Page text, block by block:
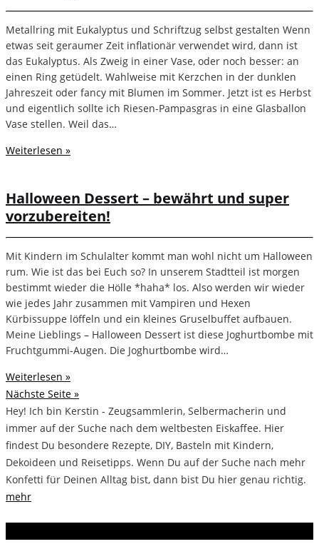
Metallring mit Eukalyptus und Schriftzug selbst gestalten Wenn
etwas seit geraumer Zeit inflationär verwendet wird, dann ist
das Eukalyptus. Als Zweig in einer Vase, oder noch besser: an
einen Ring getüdelt. Wahlweise mit Kerzchen in der dunklen
Jahreszeit oder fancy mit Blumen im Sommer. Jetzt ist es Herbst
und eigentlich sollte ich Riesen-Pampasgras in eine Glasballon
Vase stellen. Weil das…
Weiterlesen »
Halloween Dessert – bewährt und super
vorzubereiten!
Mit Kindern im Schulalter kommt man wohl nicht um Halloween
rum. Wie ist das bei Euch so? In unserem Stadtteil ist morgen
bestimmt wieder die Hölle *haha* los. Also werden wir wieder
wie jedes Jahr zusammen mit Vampiren und Hexen
Kürbissuppe löffeln und ein kleines Gruselbuffet aufbauen.
Meine Lieblings – Halloween Dessert ist diese Joghurtbombe mit
Fruchtgummi-Augen. Die Joghurtbombe wird…
Weiterlesen »
Nächste Seite »
Hey! Ich bin Kerstin - Zeugsammlerin, Selbermacherin und
immer auf der Suche nach dem weltbesten Eiskaffee. Hier
findest Du besondere Rezepte, DIY, Basteln mit Kindern,
Dekoideen und Reisetipps. Wenn Du auf der Suche nach mehr
Konfetti für Deinen Alltag bist, dann bist Du hier genau richtig.
mehr